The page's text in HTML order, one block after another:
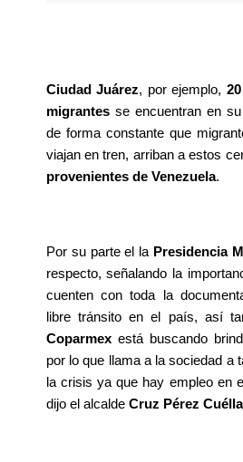
Ciudad Juárez, por ejemplo,
migrantes se encuentran en su
de forma constante que
provenientes de Venezuela.
Por su parte el la Presidencia
respecto, señalando la
cuenten con toda la
Coparmex está buscando
por lo que llama a la sociedad a
la crisis ya que hay empleo en
dijo el alcalde Cruz Pérez